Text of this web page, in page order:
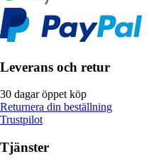
Leverans och retur
30 dagar öppet köp
Returnera din beställning
Trustpilot
Tjänster